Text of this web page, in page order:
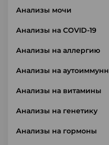
Анализы мочи
Анализы на COVID-19
Анализы на аллергию
Анализы на
Анализы на витамины
Анализы на генетику
Анализы на гормоны